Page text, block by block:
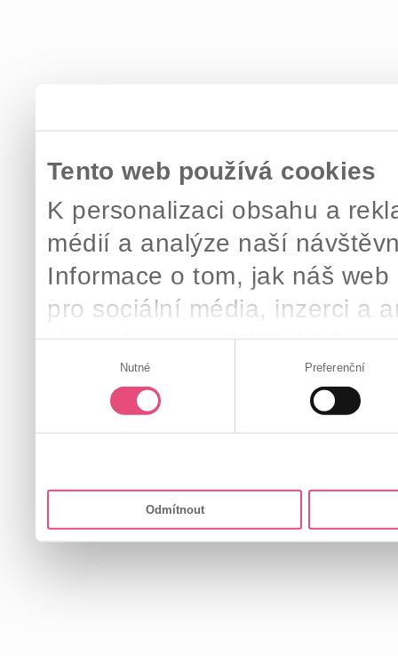
Tento web používá cookies
K personalizaci obsahu a
médií a analýze naší
Informace o tom, jak náš
pro sociální média, inzerci a
zkombinovat s dalšími
které získali v důsledku
Nutné Preferenční
Odmítnout